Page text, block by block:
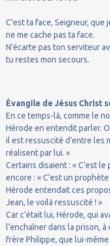
C'est ta face, Seigneur, que
ne me cache pas ta face.
N'écarte pas ton serviteur
tu restes mon secours.
Évangile de Jésus Christ
En ce temps-là, comme le
Hérode en entendit parler.
il est ressuscité d’entre les
réalisent par lui. »
Certains disaient : « C’est
encore : « C’est un
Hérode entendait ces
Jean, le voilà ressuscité ! »
Car c’était lui, Hérode, qui
l’enchaîner dans la prison,
frère Philippe, que lui-